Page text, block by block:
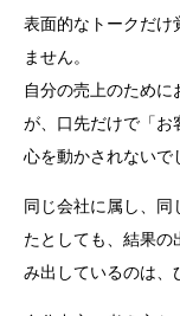
表面的なトークだけ
ません。
自分の売上のために
が、口先だけで「お
心を動かされないで
同じ会社に属し、
たとしても、結果の
み出しているのは、